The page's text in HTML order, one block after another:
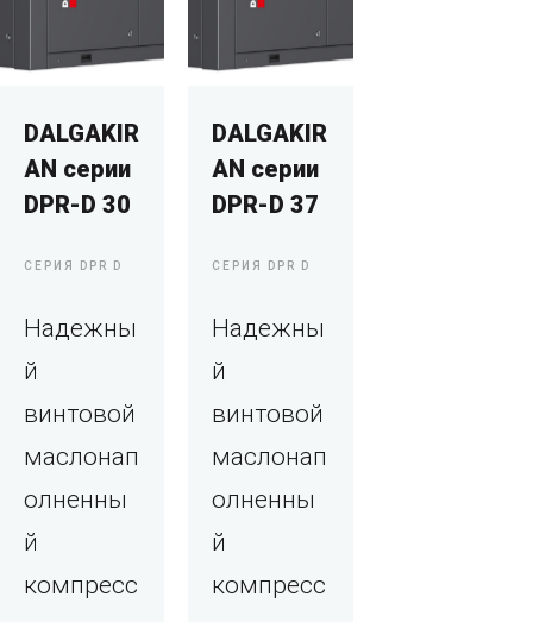
DALGAKIR
AN серии
DPR-D 30
СЕРИЯ DPR D
Надежны
й
винтовой
маслонап
олненны
й
компресс
DALGAKIR
AN серии
DPR-D 37
СЕРИЯ DPR D
Надежны
й
винтовой
маслонап
олненны
й
компресс